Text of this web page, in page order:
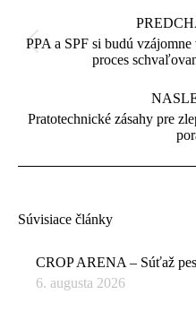
PPA a SPF si budú
proces
Pratotechnické zásahy pre
Súvisiace články
CROP ARENA – Súťaž
6. augusta 2026